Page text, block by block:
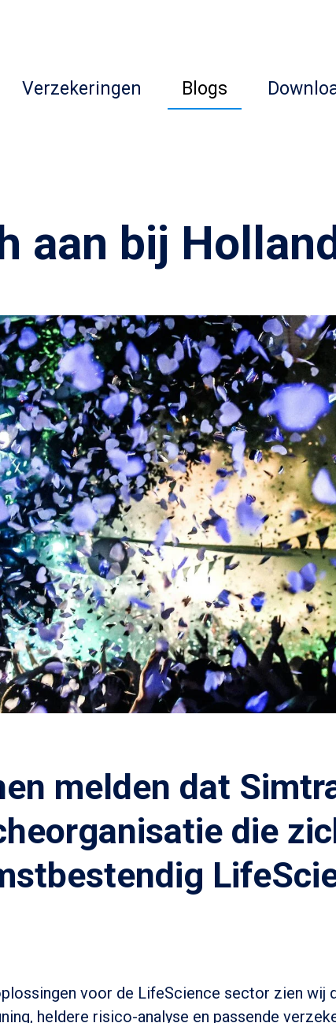
Verzekeringen Blogs
aan bij
melden dat
die
voor de LifeScience sector zien wij
heldere risico-analyse en passende